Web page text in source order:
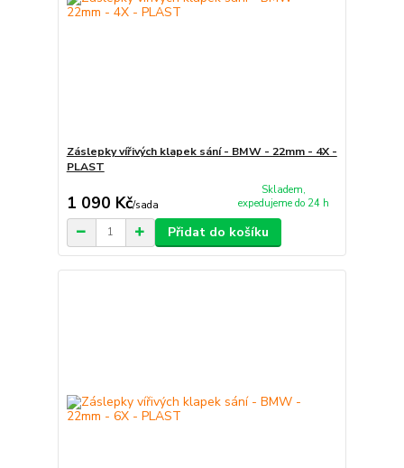
Záslepky vířivých klapek sání - BMW - 22mm - 4X -
PLAST
1 090 Kč/sada
Skladem,
expedujeme do 24 h
Přidat do košíku